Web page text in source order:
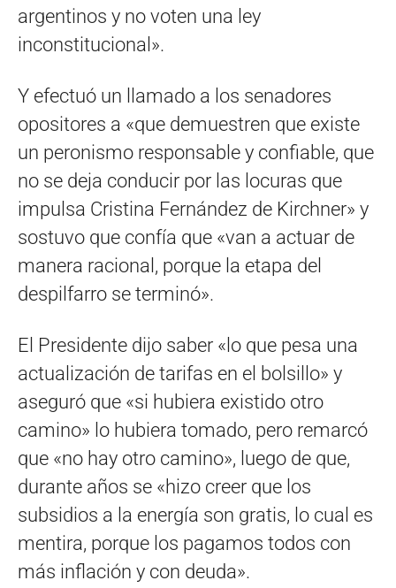
argentinos y no voten una ley
inconstitucional».
Y efectuó un llamado a los senadores
opositores a «que demuestren que existe
un peronismo responsable y confiable, que
no se deja conducir por las locuras que
impulsa Cristina Fernández de Kirchner» y
sostuvo que confía que «van a actuar de
manera racional, porque la etapa del
despilfarro se terminó».
El Presidente dijo saber «lo que pesa una
actualización de tarifas en el bolsillo» y
aseguró que «si hubiera existido otro
camino» lo hubiera tomado, pero remarcó
que «no hay otro camino», luego de que,
durante años se «hizo creer que los
subsidios a la energía son gratis, lo cual es
mentira, porque los pagamos todos con
más inflación y con deuda».